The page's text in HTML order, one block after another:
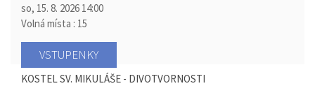
so, 15. 8. 2026 14:00
Volná místa : 15
VSTUPENKY
KOSTEL SV. MIKULÁŠE - DIVOTVORNOSTI